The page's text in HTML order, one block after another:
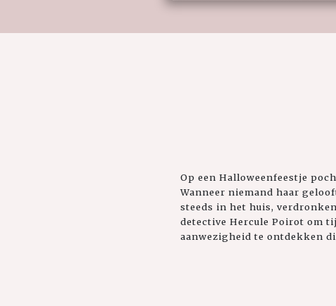
Op een Halloweenfeestje
Wanneer niemand haar
steeds in het huis,
detective Hercule Poirot om
aanwezigheid te ontdekken